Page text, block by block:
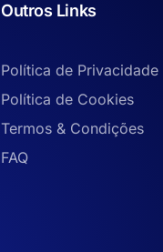
Outros Links
Política de Privacidade
Política de Cookies
Termos & Condições
FAQ